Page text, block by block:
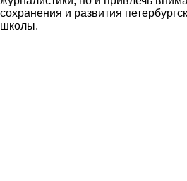
сохранения и развития
школы.